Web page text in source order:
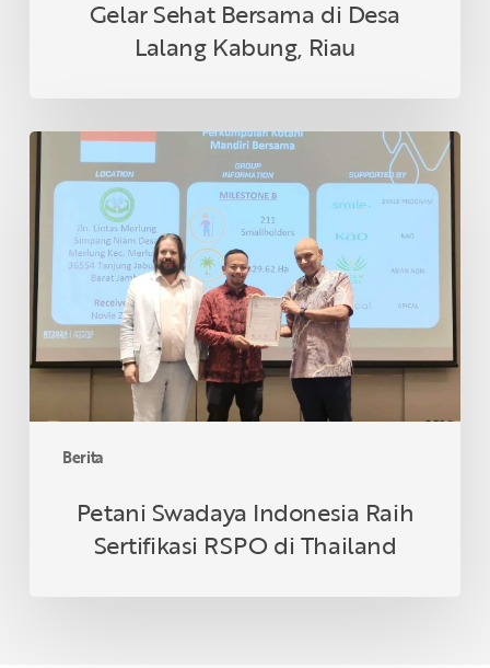
Gelar Sehat Bersama di Desa
Lalang Kabung, Riau
Berita
Petani
Swadaya
Indonesia
Raih
Sertifikasi
RSPO
di
Thailand
Petani Swadaya Indonesia Raih
Sertifikasi RSPO di Thailand